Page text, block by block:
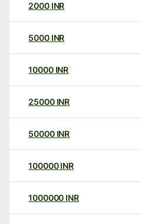
2000 INR
5000 INR
10000 INR
25000 INR
50000 INR
100000 INR
1000000 INR